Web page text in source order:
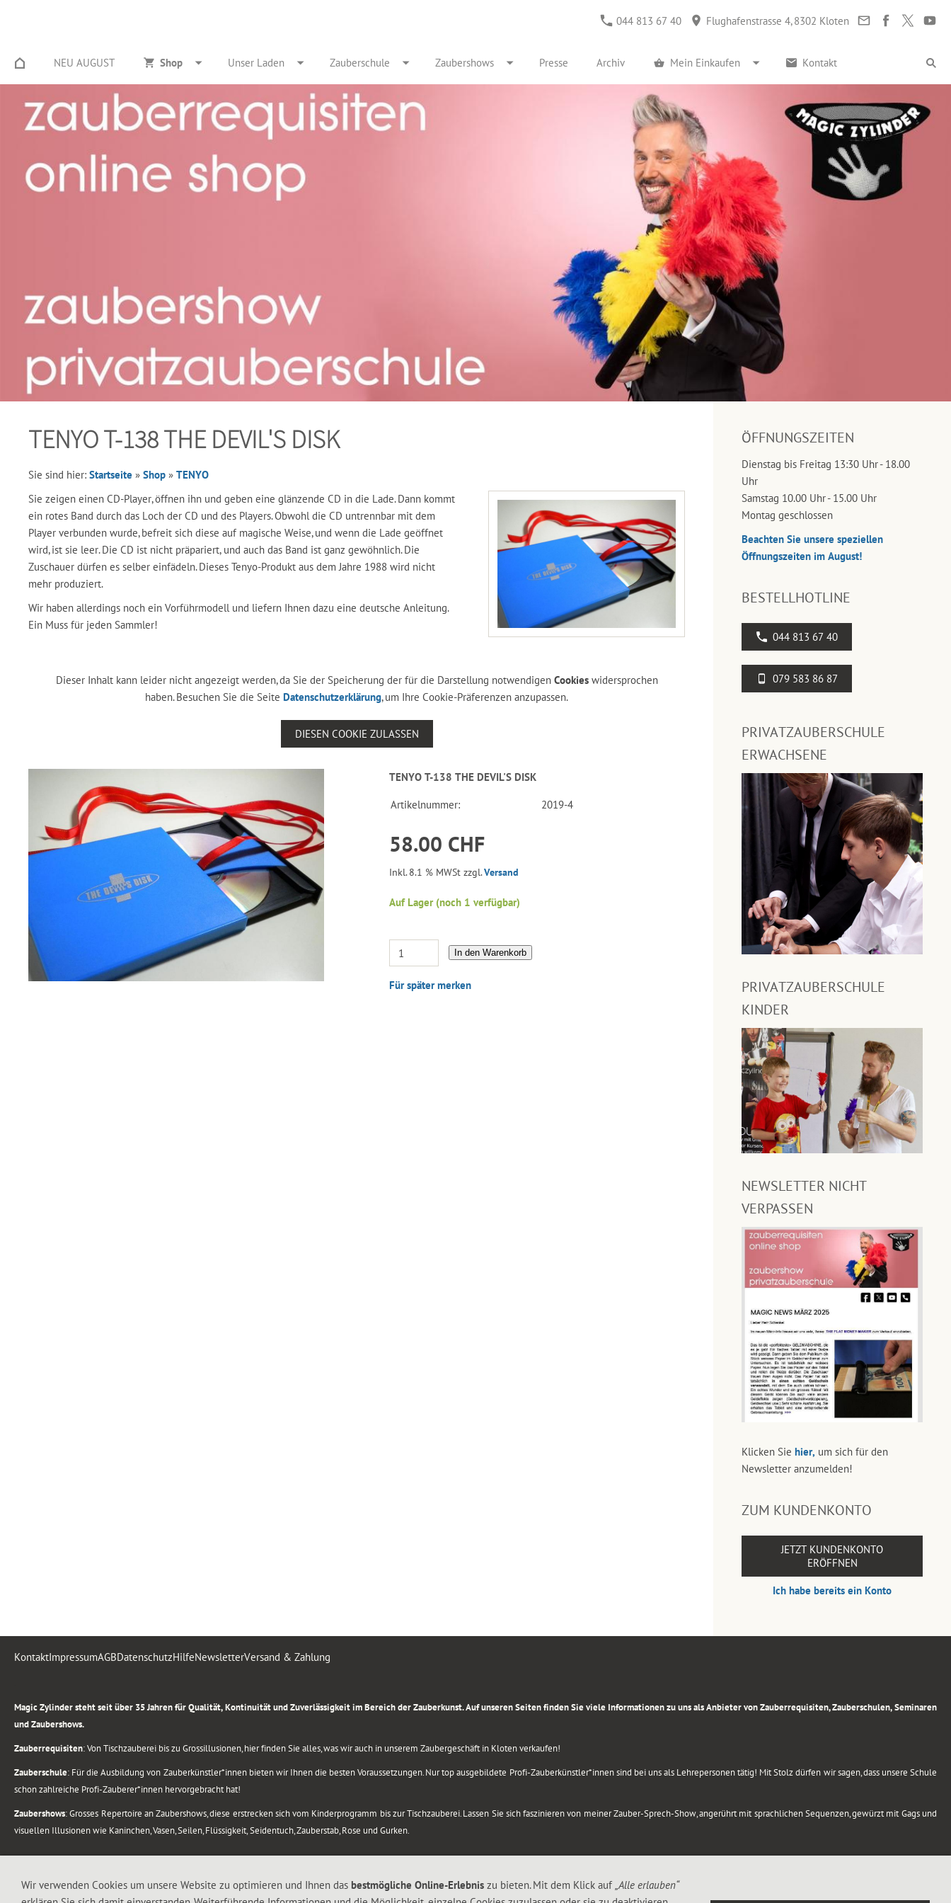
044 813 67 40 Flughafenstrasse 4, 8302 Kloten
NEU AUGUST Shop Unser Laden Zauberschule Zaubershows Presse Archiv Mein Einkaufen Kontakt
TENYO T-138 THE DEVIL'S DISK
Sie sind hier: Startseite » Shop » TENYO
Sie zeigen einen CD-Player, öffnen ihn und geben eine glänzende CD in die Lade. Dann kommt
ein rotes Band durch das Loch der CD und des Players. Obwohl die CD untrennbar mit dem
Player verbunden wurde, befreit sich diese auf magische Weise, und wenn die Lade geöffnet
wird, ist sie leer. Die CD ist nicht präpariert, und auch das Band ist ganz gewöhnlich. Die
Zuschauer dürfen es selber einfädeln. Dieses Tenyo-Produkt aus dem Jahre 1988 wird nicht
mehr produziert.
Wir haben allerdings noch ein Vorführmodell und liefern Ihnen dazu eine deutsche Anleitung.
Ein Muss für jeden Sammler!
Dieser Inhalt kann leider nicht angezeigt werden, da Sie der Speicherung der für die Darstellung notwendigen Cookieswidersprochen
haben. Besuchen Sie die Seite Datenschutzerklärung, um Ihre Cookie-Präferenzen anzupassen.
DIESEN COOKIE ZULASSEN
TENYO T-138 THE DEVIL'S DISK
Artikelnummer: 2019-4
58.00 CHF
Inkl. 8.1 % MWSt zzgl.Versand
Auf Lager (noch 1 verfügbar)
In den Warenkorb
Für später merken
ÖFFNUNGSZEITEN
Dienstag bis Freitag 13:30 Uhr - 18.00
Uhr
Samstag 10.00 Uhr - 15.00 Uhr
Montag geschlossen
Beachten Sie unsere speziellen
Öffnungszeiten im August!
BESTELLHOTLINE
044 813 67 40
079 583 86 87
PRIVATZAUBERSCHULE
ERWACHSENE
PRIVATZAUBERSCHULE
KINDER
NEWSLETTER NICHT
VERPASSEN
Klicken Sie hier, um sich für den
Newsletter anzumelden!
ZUM KUNDENKONTO
JETZT KUNDENKONTO
ERÖFFNEN
Ich habe bereits ein Konto
KontaktImpressumAGBDatenschutzHilfeNewsletterVersand & Zahlung
Magic Zylinder steht seit über 35 Jahren für Qualität, Kontinuität und Zuverlässigkeit im Bereich der Zauberkunst. Auf unseren Seiten finden Sie viele Informationen zu uns als Anbieter von Zauberrequisiten, Zauberschulen, Seminaren
und Zaubershows.
Zauberrequisiten: Von Tischzauberei bis zu Grossillusionen, hier finden Sie alles, was wir auch in unserem Zaubergeschäft in Kloten verkaufen!
Zauberschule: Für die Ausbildung von Zauberkünstler*innen bieten wir Ihnen die besten Voraussetzungen. Nur top ausgebildete Profi-Zauberkünstler*innen sind bei uns als Lehrepersonen tätig! Mit Stolz dürfen wir sagen, dass unsere Schule
schon zahlreiche Profi-Zauberer*innen hervorgebracht hat!
Zaubershows: Grosses Repertoire an Zaubershows, diese erstrecken sich vom Kinderprogramm bis zur Tischzauberei. Lassen Sie sich faszinieren von meiner Zauber-Sprech-Show, angerührt mit sprachlichen Sequenzen, gewürzt mit Gags und
visuellen Illusionen wie Kaninchen, Vasen, Seilen, Flüssigkeit, Seidentuch, Zauberstab, Rose und Gurken.
.
Alle Rechte vorbehalten. © 1988-2026 Magic Zylinder
Wir verwenden Cookies um unsere Website zu optimieren und Ihnen das bestmögliche Online-Erlebnis zu bieten. Mit dem Klick auf „Alle erlauben“